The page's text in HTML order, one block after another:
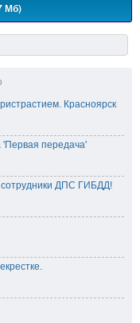
Мб)
Красноярск
передача'
сотрудники ДПС ГИБДД!